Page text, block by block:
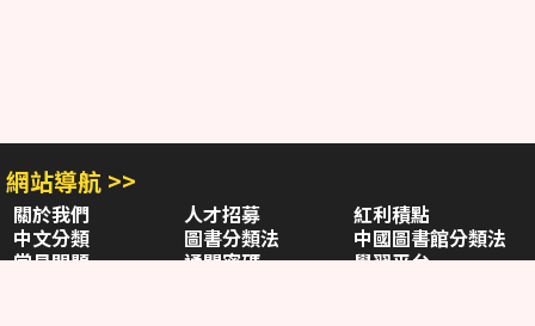
網站導航 >>
關於我們 人才招募
紅利積點
中文分類
圖書分類法
中國圖書館分類法
常見問題
通關密碼
學習平台